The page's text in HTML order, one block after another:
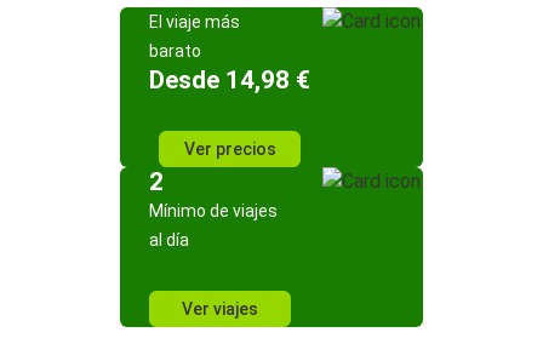
El viaje más
barato
Desde 14,98 €
Ver precios
2
Mínimo de viajes
al día
Ver viajes